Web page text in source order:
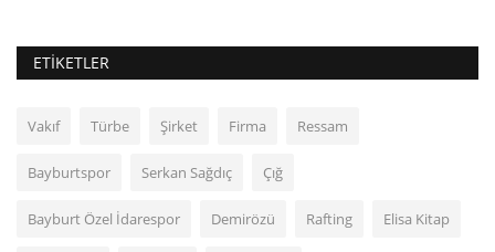
ETIKETLER
Vakıf Türbe Şirket Firma Ressam
Bayburtspor Serkan Sağdıç Çığ
Bayburt Özel İdarespor Demirözü Rafting Elisa Kitap